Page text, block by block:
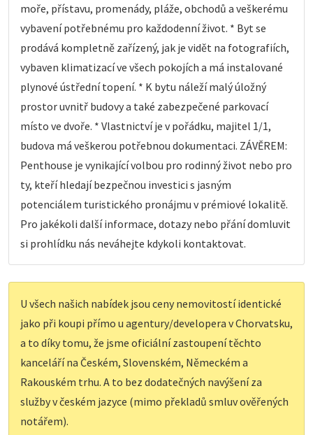
moře, přístavu, promenády, pláže, obchodů a veškerému
vybavení potřebnému pro každodenní život. * Byt se
prodává kompletně zařízený, jak je vidět na fotografiích,
vybaven klimatizací ve všech pokojích a má instalované
plynové ústřední topení. * K bytu náleží malý úložný
prostor uvnitř budovy a také zabezpečené parkovací
místo ve dvoře. * Vlastnictví je v pořádku, majitel 1/1,
budova má veškerou potřebnou dokumentaci. ZÁVĚREM:
Penthouse je vynikající volbou pro rodinný život nebo pro
ty, kteří hledají bezpečnou investici s jasným
potenciálem turistického pronájmu v prémiové lokalitě.
Pro jakékoli další informace, dotazy nebo přání domluvit
si prohlídku nás neváhejte kdykoli kontaktovat.
U všech našich nabídek jsou ceny nemovitostí identické
jako při koupi přímo u agentury/developera v Chorvatsku,
a to díky tomu, že jsme oficiální zastoupení těchto
kanceláří na Českém, Slovenském, Německém a
Rakouském trhu. A to bez dodatečných navýšení za
služby v českém jazyce (mimo překladů smluv ověřených
notářem).